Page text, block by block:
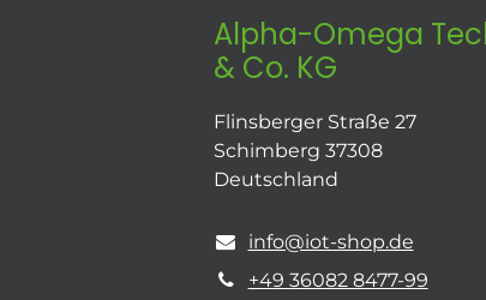
Alpha-Omega
& Co. KG
Flinsberger Straße 27
Schimberg 37308
Deutschland
info@iot-shop.de
+49 36082 8477-99